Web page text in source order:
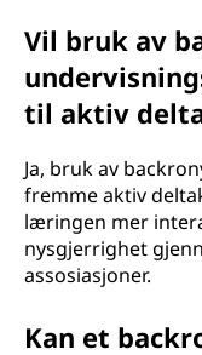
Vil bruk av
til aktiv
Ja, bruk av
fremme aktiv
læringen mer
nysgjerrighet
assosiasjoner.
Kan et